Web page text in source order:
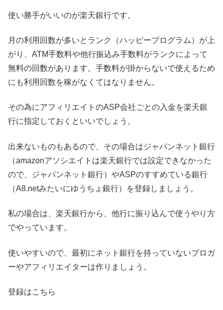
使い勝手がいいのが楽天銀行です。
月の利用回数が多いとランク（ハッピープログラム）が上
がり、ATM手数料や他行振込み手数料がランクによって
無料の回数があります。手数料が掛からないで使えるため
にも利用回数を稼がなくてはなりません。
その為にアフィリエイトのASP会社ごとの入金を楽天銀
行に指定しておくといいでしょう。
出来ないものもあるので、その場合はジャパンネット銀行
（amazonアソシエイトは楽天銀行では設定できなかった
ので、ジャパンネット銀行）やASPのすすめている銀行
（A8.netみたいにゆうちょ銀行）を登録しましょう。
私の場合は、楽天銀行から、他行に振り込んで使うやり方
でやっています。
使いやすいので、最初にネット銀行を持っていないブロガ
ーやアフィリエイターは作りましょう。
登録はこちら